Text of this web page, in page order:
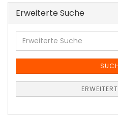
Erweiterte Suche
Erweiterte
Suche